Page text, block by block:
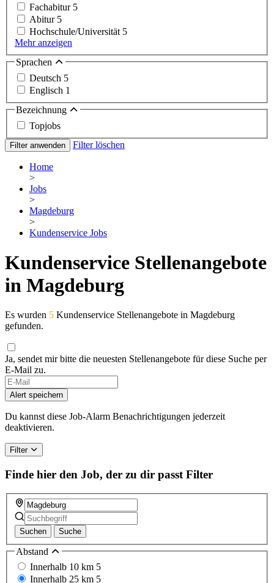
Fachabitur 5
Abitur 5
Hochschule/Universität 5
Mehr anzeigen
Sprachen
Deutsch 5
Englisch 1
Bezeichnung
Topjobs
Filter anwenden Filter löschen
Home
>
Jobs
>
Magdeburg
>
Kundenservice Jobs
Kundenservice Stellenangebote
in Magdeburg
Es wurden 5 Kundenservice Stellenangebote in Magdeburg
gefunden.
Ja, sendet mir bitte die neuesten Stellenangebote für diese Suche per
E-Mail zu.
If
you
are
a
human,
this
field
Alert speichern
Du kannst diese Job-Alarm Benachrichtigungen jederzeit
deaktivieren.
Filter
Finde hier den Job, der zu dir passt Filter
Suchen Suche
Abstand
Innerhalb 10 km 5
Innerhalb 25 km 5